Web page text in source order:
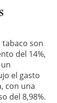
son
del 14%,
el gasto
con una
del 8,98%.